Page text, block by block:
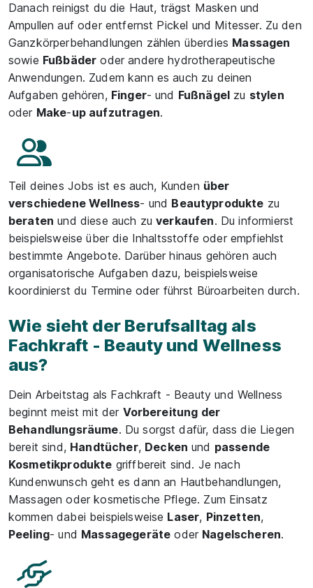
Danach reinigst du die Haut, trägst Masken und
Ampullen auf oder entfernst Pickel und Mitesser. Zu den
Ganzkörperbehandlungen zählen überdies Massagen
sowie Fußbäder oder andere hydrotherapeutische
Anwendungen. Zudem kann es auch zu deinen
Aufgaben gehören, Finger- und Fußnägel zu stylen
oder Make-up aufzutragen.
Teil deines Jobs ist es auch, Kunden über
verschiedene Wellness- und Beautyprodukte zu
beraten und diese auch zuverkaufen. Du informierst
beispielsweise über die Inhaltsstoffe oder empfiehlst
bestimmte Angebote. Darüber hinaus gehören auch
organisatorische Aufgaben dazu, beispielsweise
koordinierst du Termine oder führst Büroarbeiten durch.
Wie sieht der Berufsalltag als
Fachkraft - Beauty und Wellness
aus?
Dein Arbeitstag als Fachkraft - Beauty und Wellness
beginnt meist mit der Vorbereitung der
Behandlungsräume. Du sorgst dafür, dass die Liegen
bereit sind, Handtücher, Decken und passende
Kosmetikprodukte griffbereit sind. Je nach
Kundenwunsch geht es dann an Hautbehandlungen,
Massagen oder kosmetische Pflege. Zum Einsatz
kommen dabei beispielsweise Laser, Pinzetten,
Peeling- und Massagegeräte oder Nagelscheren.